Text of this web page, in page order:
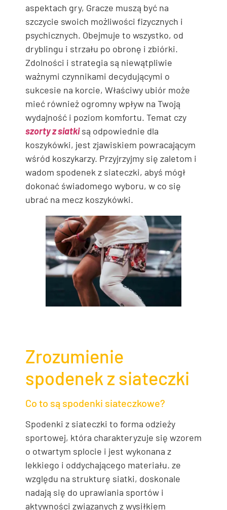
aspektach gry, Gracze muszą być na
szczycie swoich możliwości fizycznych i
psychicznych. Obejmuje to wszystko, od
dryblingu i strzału po obronę i zbiórki.
Zdolności i strategia są niewątpliwie
ważnymi czynnikami decydującymi o
sukcesie na korcie, Właściwy ubiór może
mieć również ogromny wpływ na Twoją
wydajność i poziom komfortu. Temat czy
szorty z siatkisą odpowiednie dla
koszykówki, jest zjawiskiem powracającym
wśród koszykarzy. Przyjrzyjmy się zaletom i
wadom spodenek z siateczki, abyś mógł
dokonać świadomego wyboru, w co się
ubrać na mecz koszykówki.
Zrozumienie
spodenek z siateczki
Co to są spodenki siateczkowe?
Spodenki z siateczki to forma odzieży
sportowej, która charakteryzuje się wzorem
o otwartym splocie i jest wykonana z
lekkiego i oddychającego materiału. ze
względu na strukturę siatki, doskonale
nadają się do uprawiania sportów i
aktywności związanych z wysiłkiem